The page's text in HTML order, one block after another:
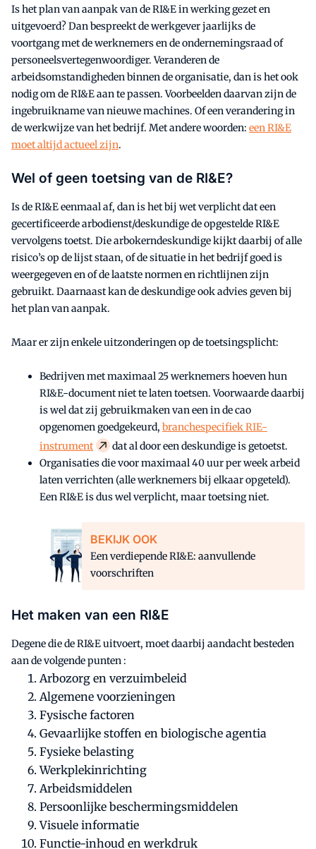
Is het plan van aanpak van de RI&E in werking gezet en
uitgevoerd? Dan bespreekt de werkgever jaarlijks de
voortgang met de werknemers en de ondernemingsraad of
personeelsvertegenwoordiger. Veranderen de
arbeidsomstandigheden binnen de organisatie, dan is het ook
nodig om de RI&E aan te passen. Voorbeelden daarvan zijn de
ingebruikname van nieuwe machines. Of een verandering in
de werkwijze van het bedrijf. Met andere woorden: een RI&E
moet altijd actueel zijn.
Wel of geen toetsing van de RI&E?
Is de RI&E eenmaal af, dan is het bij wet verplicht dat een
gecertificeerde arbodienst/deskundige de opgestelde RI&E
vervolgens toetst. Die arbokerndeskundige kijkt daarbij of alle
risico’s op de lijst staan, of de situatie in het bedrijf goed is
weergegeven en of de laatste normen en richtlijnen zijn
gebruikt. Daarnaast kan de deskundige ook advies geven bij
het plan van aanpak.
Maar er zijn enkele uitzonderingen op de toetsingsplicht:
Bedrijven met maximaal 25 werknemers hoeven hun
RI&E-document niet te laten toetsen. Voorwaarde daarbij
is wel dat zij gebruikmaken van een in de cao
opgenomen goedgekeurd, branchespecifiek RIE-
instrument
dat al door een deskundige is getoetst.
Organisaties die voor maximaal 40 uur per week arbeid
laten verrichten (alle werknemers bij elkaar opgeteld).
Een RI&E is dus wel verplicht, maar toetsing niet.
BEKIJK OOK
Een verdiepende RI&E: aanvullende
voorschriften
Het maken van een RI&E
Degene die de RI&E uitvoert, moet daarbij aandacht besteden
aan de volgende punten :
Arbozorg en verzuimbeleid
Algemene voorzieningen
Fysische factoren
Gevaarlijke stoffen en biologische agentia
Fysieke belasting
Werkplekinrichting
Arbeidsmiddelen
Persoonlijke beschermingsmiddelen
Visuele informatie
Functie-inhoud en werkdruk